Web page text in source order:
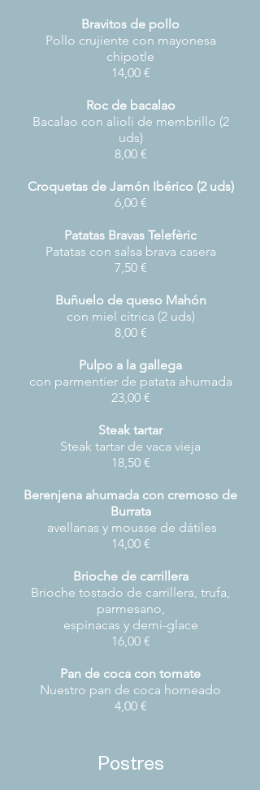
Bravitos de pollo
Pollo crujiente con mayonesa
chipotle
14,00 €
Roc de bacalao
Bacalao con alioli de membrillo (2
uds)
8,00 €
Croquetas de Jamón Ibérico (2 uds)
6,00 €
Patatas Bravas Telefèric
Patatas con salsa brava casera
7,50 €
Buñuelo de queso Mahón
con miel cítrica (2 uds)
8,00 €
Pulpo a la gallega
con parmentier de patata ahumada
23,00 €
Steak tartar
Steak tartar de vaca vieja
18,50 €
Berenjena ahumada con cremoso de
Burrata
avellanas y mousse de dátiles
14,00 €
Brioche de carrillera
Brioche tostado de carrillera, trufa,
parmesano,
espinacas y demi-glace
16,00 €
Pan de coca con tomate
Nuestro pan de coca horneado
4,00 €
Postres